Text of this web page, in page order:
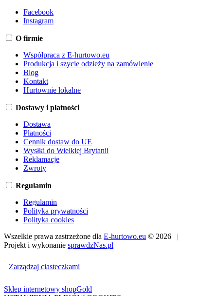
Facebook
Instagram
O firmie
Współpraca z E-hurtowo.eu
Produkcja i szycie odzieży na zamówienie
Blog
Kontakt
Hurtownie lokalne
Dostawy i płatności
Dostawa
Płatności
Cennik dostaw do UE
Wysłki do Wielkiej Brytanii
Reklamacje
Zwroty
Regulamin
Regulamin
Polityka prywatności
Polityka cookies
Wszelkie prawa zastrzeżone dla E-hurtowo.eu © 2026 |
Projekt i wykonanie sprawdzNas.pl
Zarządzaj ciasteczkami
Sklep internetowy shopGold